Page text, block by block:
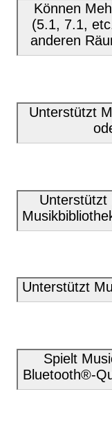
Können
(5.1, 7.1,
anderen
Unterstützt
Unterstützt
Unterstützt
Spielt
Bluetooth®-